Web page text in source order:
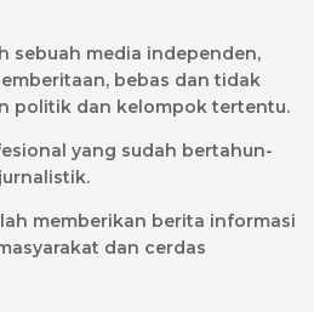
sebuah media independen,
bebas dan tidak
politik dan kelompok tertentu.
yang sudah bertahun-
memberikan berita informasi
dan cerdas